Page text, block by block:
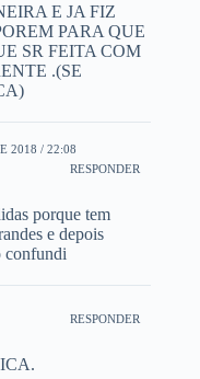
E JA FIZ
PARA QUE
SR FEITA COM
.(SE
2018 / 22:08
RESPONDER
porque tem
e depois
confundi
RESPONDER